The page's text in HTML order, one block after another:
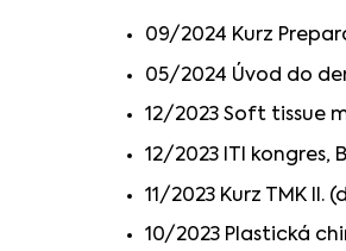
09/2024 Kurz
05/2024 Úvod do
12/2023 Soft tissue
12/2023 ITI kongres,
11/2023 Kurz TMK II.
10/2023 Plastická